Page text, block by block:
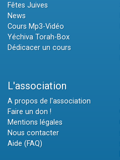
Fêtes Juives
News
Cours Mp3-Vidéo
Yéchiva Torah-Box
Dédicacer un cours
L'association
A propos de l'association
Faire un don !
Mentions légales
Nous contacter
Aide (FAQ)